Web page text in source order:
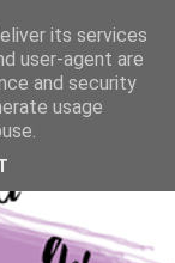
its services
user-agent are
and security
usage